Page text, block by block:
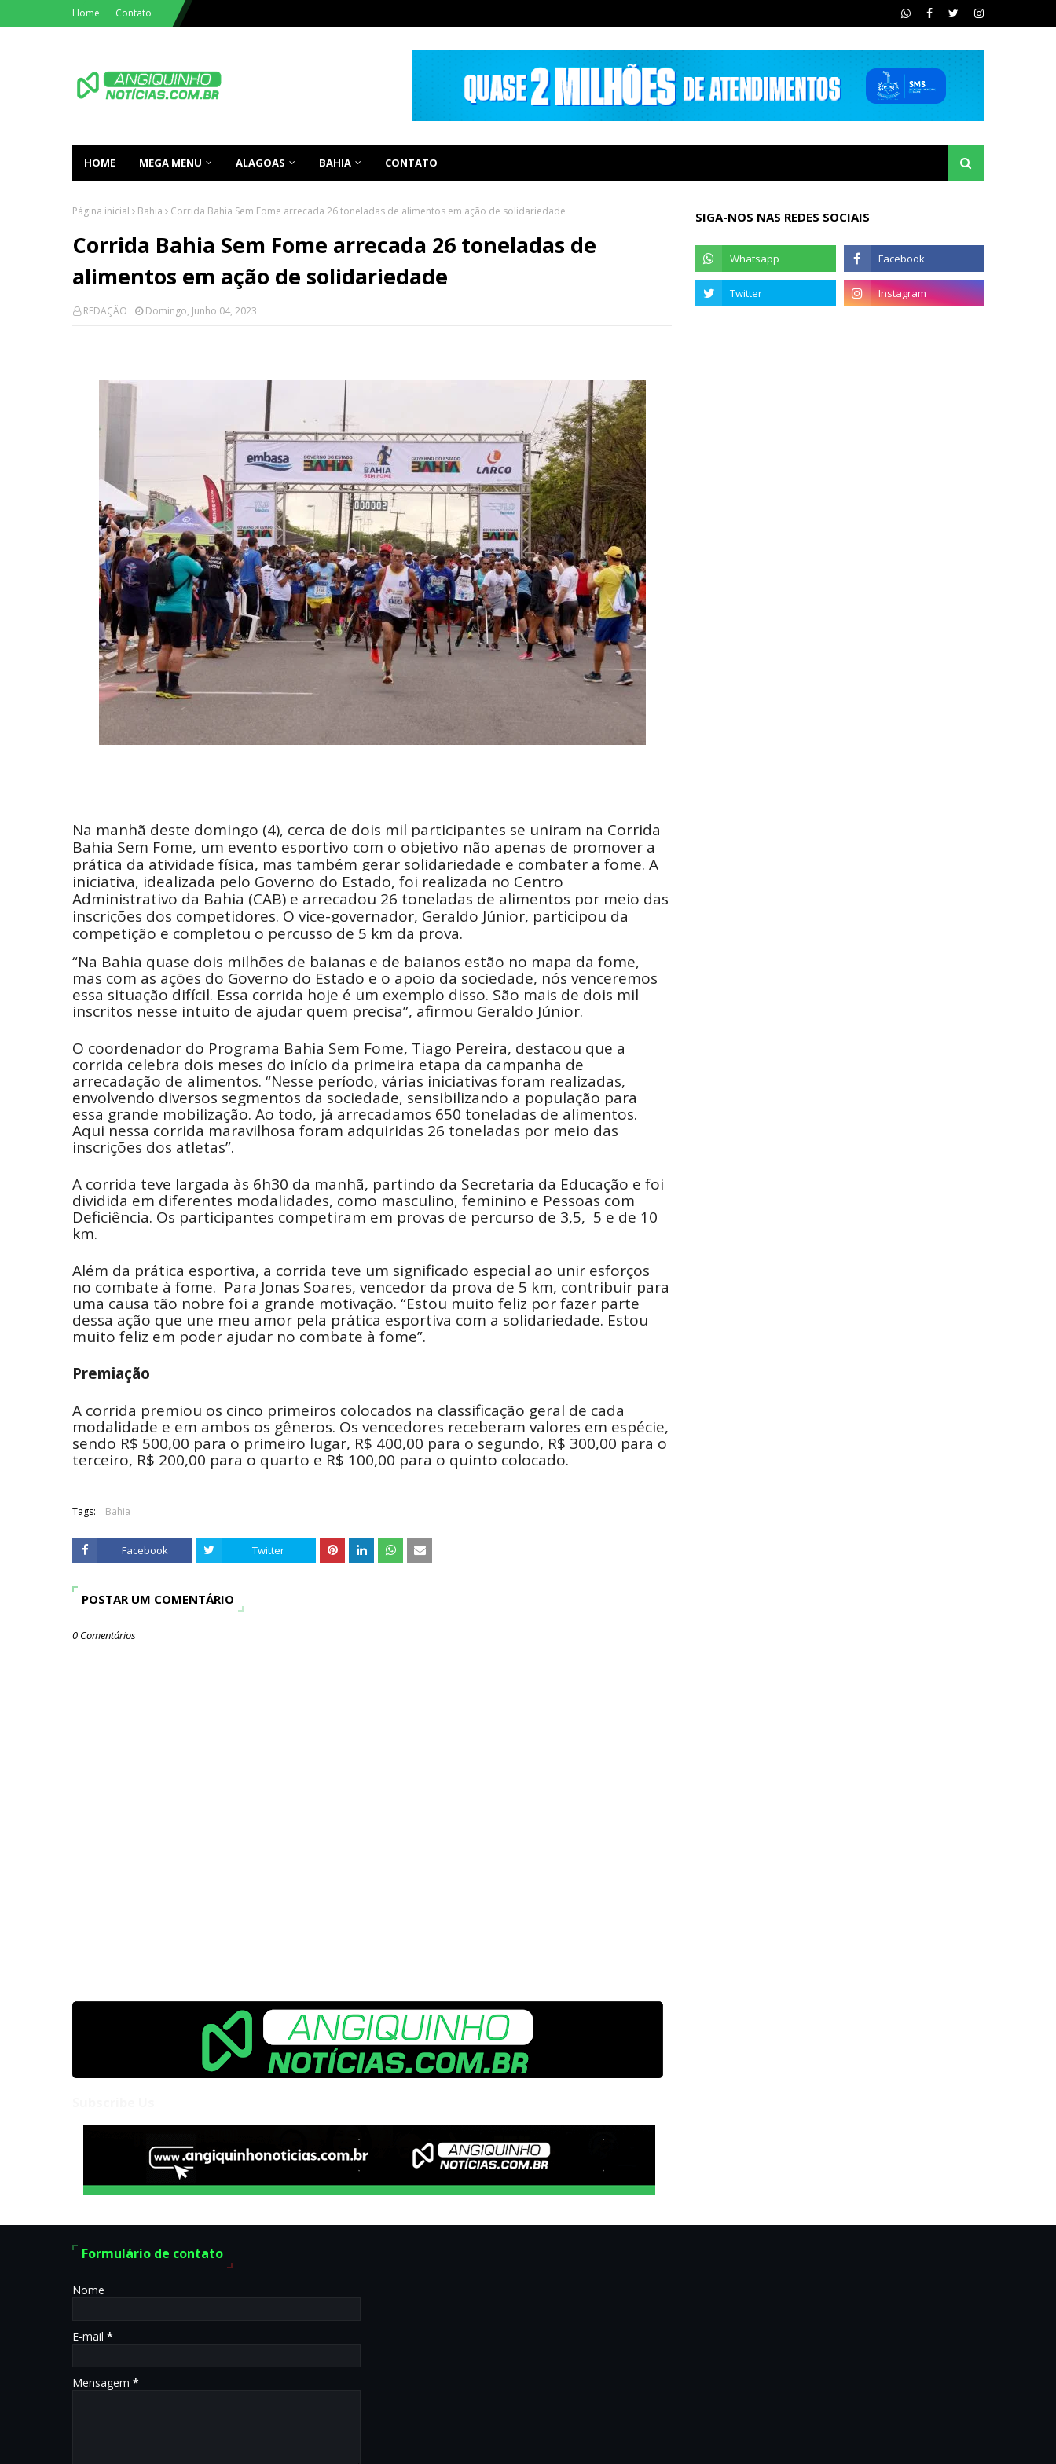
Home Contato
HOME MEGA MENU ALAGOAS BAHIA CONTATO
Página inicial Bahia Corrida Bahia Sem Fome arrecada 26 toneladas de alimentos em ação de solidariedade
Corrida Bahia Sem Fome arrecada 26 toneladas de
alimentos em ação de solidariedade
REDAÇÃO Domingo, Junho 04, 2023
Na manhã deste domingo (4), cerca de dois mil participantes se uniram na Corrida
Bahia Sem Fome, um evento esportivo com o objetivo não apenas de promover a
prática da atividade física, mas também gerar solidariedade e combater a fome. A
iniciativa, idealizada pelo Governo do Estado, foi realizada no Centro
Administrativo da Bahia (CAB) e arrecadou 26 toneladas de alimentos por meio das
inscrições dos competidores. O vice-governador, Geraldo Júnior, participou da
competição e completou o percusso de 5 km da prova.
“Na Bahia quase dois milhões de baianas e de baianos estão no mapa da fome,
mas com as ações do Governo do Estado e o apoio da sociedade, nós venceremos
essa situação difícil. Essa corrida hoje é um exemplo disso. São mais de dois mil
inscritos nesse intuito de ajudar quem precisa”, afirmou Geraldo Júnior.
O coordenador do Programa Bahia Sem Fome, Tiago Pereira, destacou que a
corrida celebra dois meses do início da primeira etapa da campanha de
arrecadação de alimentos. “Nesse período, várias iniciativas foram realizadas,
envolvendo diversos segmentos da sociedade, sensibilizando a população para
essa grande mobilização. Ao todo, já arrecadamos 650 toneladas de alimentos.
Aqui nessa corrida maravilhosa foram adquiridas 26 toneladas por meio das
inscrições dos atletas”.
A corrida teve largada às 6h30 da manhã, partindo da Secretaria da Educação e foi
dividida em diferentes modalidades, como masculino, feminino e Pessoas com
Deficiência. Os participantes competiram em provas de percurso de 3,5, 5 e de 10
km.
Além da prática esportiva, a corrida teve um significado especial ao unir esforços
no combate à fome. Para Jonas Soares, vencedor da prova de 5 km, contribuir para
uma causa tão nobre foi a grande motivação. “Estou muito feliz por fazer parte
dessa ação que une meu amor pela prática esportiva com a solidariedade. Estou
muito feliz em poder ajudar no combate à fome”.
Premiação
A corrida premiou os cinco primeiros colocados na classificação geral de cada
modalidade e em ambos os gêneros. Os vencedores receberam valores em espécie,
sendo R$ 500,00 para o primeiro lugar, R$ 400,00 para o segundo, R$ 300,00 para o
terceiro, R$ 200,00 para o quarto e R$ 100,00 para o quinto colocado.
Tags: Bahia
Facebook Twitter
POSTAR UM COMENTÁRIO
0 Comentários
SIGA-NOS NAS REDES SOCIAIS
Formulário de contato
Nome
E-mail *
Mensagem *